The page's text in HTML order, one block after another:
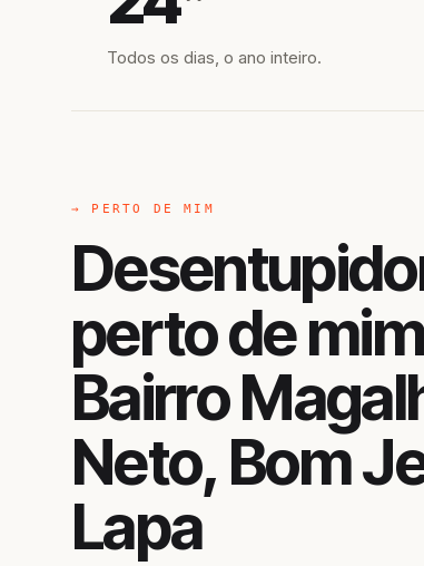
Todos os dias, o ano inteiro.
→ PERTO DE MIM
perto de
Bairro
Neto, Bom
Lapa